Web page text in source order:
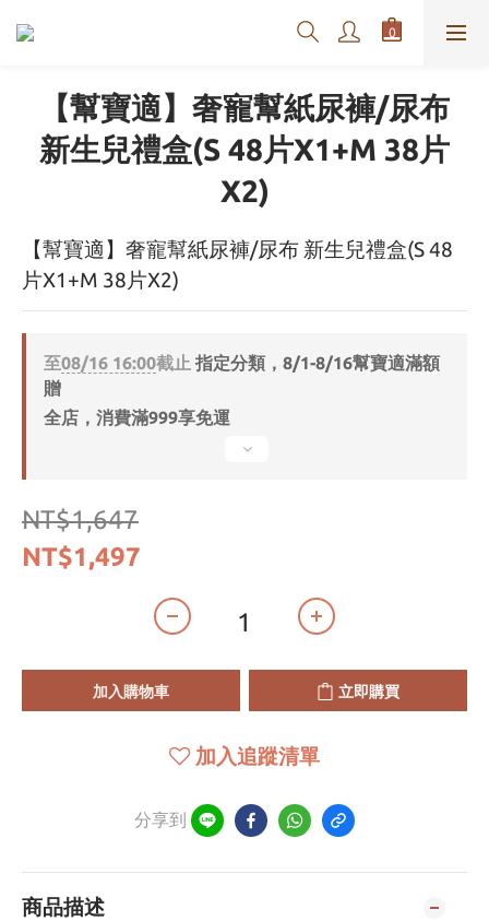
【幫寶適】奢寵幫紙尿褲/尿布
新生兒禮盒(S 48片X1+M 38片
X2)
【幫寶適】奢寵幫紙尿褲/尿布 新生兒禮盒(S 48
片X1+M 38片X2)
至08/16 16:00截止 指定分類，8/1-8/16幫寶適滿額
贈
全店，消費滿999享免運
NT$1,647
NT$1,497
加入購物車 立即購買
加入追蹤清單
分享到
商品描述